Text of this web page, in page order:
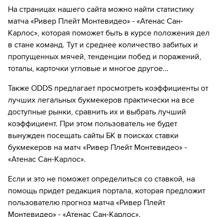
Введите данные карты и с нее спишется 1₽
Наслаждаемся трансляциями любимых
матчей в HD качестве в течение 7-и дней всего
за 1₽
Если качество предоставляемых услуг МАТЧ ТВ вас не устроит,
можете отвязать карту для последующего списания в течение 7
дней.
Введите вашу электронную почту
Выберите тариф за 1₽ и нажмите«Оформить
подписку»
Введите данные карты и с нее спишется 1₽
матчей в HD качестве в течение 7-и дней всего
за 1₽
Если качество предоставляемых услуг НТВ ПЛЮС вас не устроит,
можете отвязать карту для последующего списания в течение 7
дней.
Далее нажмите на«Создать учетную запись в
ОККО ТВ»
Введите вашу электронную почту
Выберите тариф за 1₽ и нажмите«Оформить
подписку»
Введите данные карты и с нее спишется 1₽
Наслаждаемся трансляциями любимых
матчей в HD качестве в течение 7-и дней всего
Если качество предоставляемых услуг ОККО ТВ вас не устроит,
можете отвязать карту для последующего списания в течение 7
На страницах нашего сайта можно найти статистику
матча «Ривер Плейт Монтевидео» - «Атенас Сан-
Карлос», которая поможет быть в курсе положения дел
в стане команд. Тут и среднее количество забитых и
пропущенных мячей, тенденции побед и поражений,
тоталы, карточки угловые и многое другое…
Также ODDS предлагает просмотреть коэффициенты от
лучших легальных букмекеров практически на все
доступные рынки, сравнить их и выбрать лучший
коэффициент. При этом пользователь не будет
вынужден посещать сайты БК в поисках ставки
букмекеров на матч «Ривер Плейт Монтевидео» -
«Атенас Сан-Карлос».
Если и это не поможет определиться со ставкой, на
помощь придет редакция портала, которая предложит
пользователю прогноз матча «Ривер Плейт
Монтевидео» - «Атенас Сан-Карлос».